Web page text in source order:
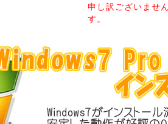
申し訳ございませ
す。